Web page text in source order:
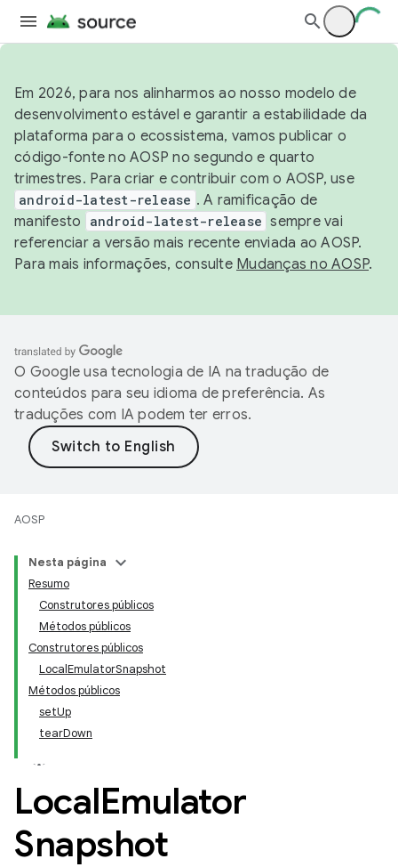
Em 2026, para nos alinharmos ao nosso modelo de
desenvolvimento estável e garantir a estabilidade da
plataforma para o ecossistema, vamos publicar o
código-fonte no AOSP no segundo e quarto
trimestres. Para criar e contribuir com o AOSP, use
android-latest-release . A ramificação de
manifesto
android-latest-release sempre vai
referenciar a versão mais recente enviada ao AOSP.
Para mais informações, consulte Mudanças no AOSP.
O Google usa tecnologia de IA na tradução de
conteúdos para seu idioma de preferência. As
traduções com IA podem ter erros.
AOSP
Nesta página
Resumo
Construtores públicos
Métodos públicos
Construtores públicos
LocalEmulatorSnapshot
Métodos públicos
setUp
tearDown
LocalEmulator
Snapshot